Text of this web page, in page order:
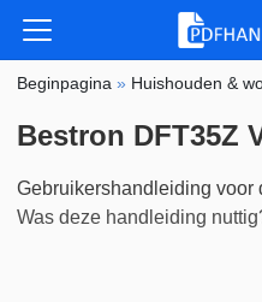
Beginpagina » Huishouden &
Bestron DFT35Z
Gebruikershandleiding voor
Was deze handleiding